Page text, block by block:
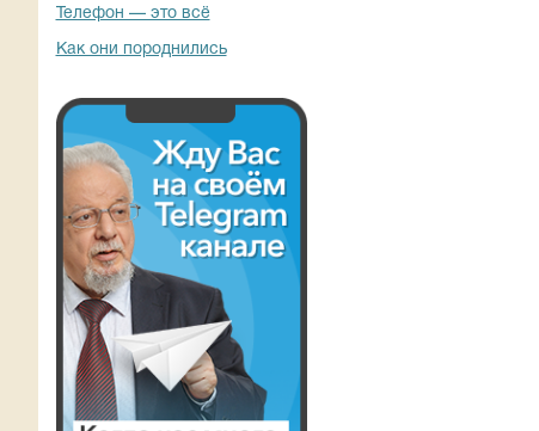
Телефон — это всё
Как они породнились